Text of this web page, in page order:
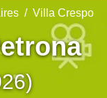
Villa Crespo